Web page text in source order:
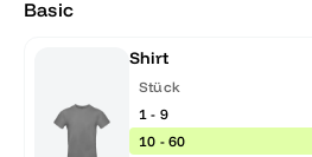
Basic
Shirt
Stück
1 - 9
10 - 60